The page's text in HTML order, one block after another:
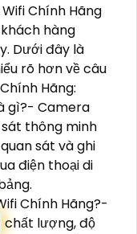
Chính Hãng
hàng
Dưới đây là
rõ hơn về câu
Hãng:
gì?- Camera
thông minh
sát và ghi
điện thoại di
Chính Hãng?-
chất lượng, độ